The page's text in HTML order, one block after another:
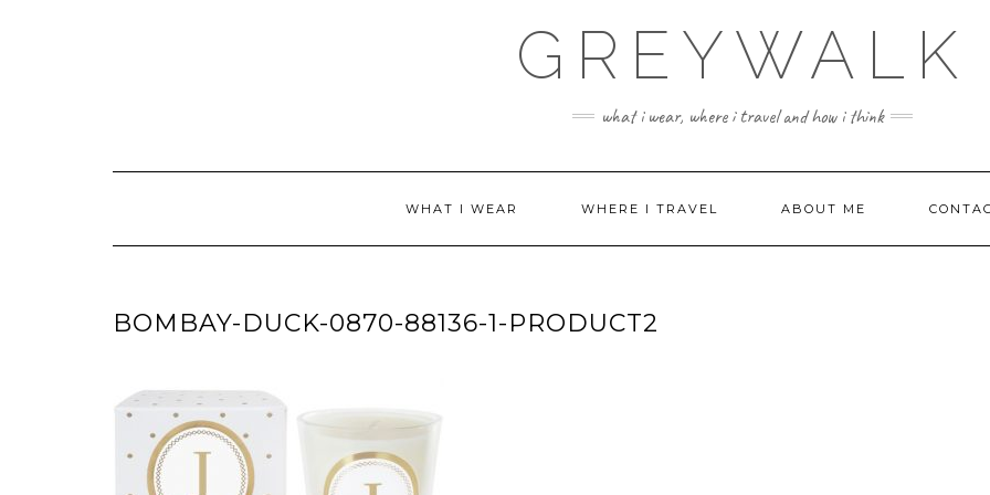
GREYWALK
what i wear, where i travel and how i think
WHAT I WEAR WHERE I TRAVEL ABOUT ME
BOMBAY-DUCK-0870-88136-1-PRODUCT2